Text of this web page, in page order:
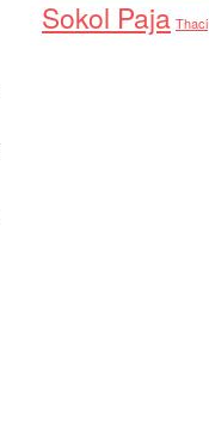
Sokol Paja Thaci